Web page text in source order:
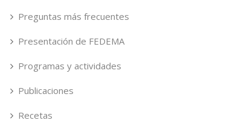
Preguntas más frecuentes
Presentación de FEDEMA
Programas y actividades
Publicaciones
Recetas